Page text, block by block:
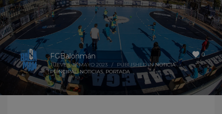
0
FGBalonmán
JUEVES, 18 MAYO 2023 / PUBLISHED IN NOTICIA
PRINCIPAL,NOTICIAS, PORTADA